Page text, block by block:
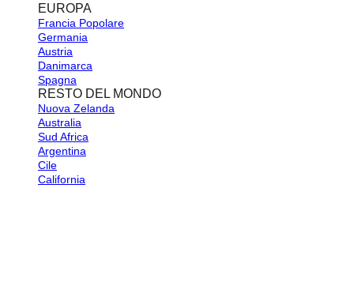
EUROPA
Francia
Germania
Austria
Danimarca
Spagna
RESTO DEL MONDO
Nuova Zelanda
Australia
Sud Africa
Argentina
Cile
California